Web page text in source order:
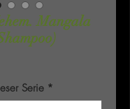
Mangala
Serie *